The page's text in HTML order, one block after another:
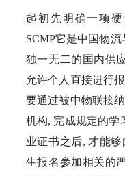
起初先明确一项
SCMP它是中国物
独一无二的国内供
允许个人直接进行
要通过被中物联接
机构, 完成规定的学
业证书之后, 才能
生报名参加相关的